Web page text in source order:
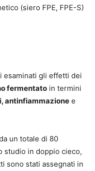
(siero FPE, FPE-S)
esaminati gli effetti dei
fermentato in termini
antinfiammazione e
un totale di 80
studio in doppio cieco,
sono stati assegnati in